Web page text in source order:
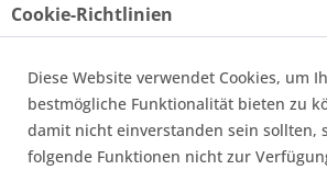
Cookie-Richtlinien
Diese Website verwendet Cookies, um
bestmögliche Funktionalität bieten zu
damit nicht einverstanden sein sollten,
folgende Funktionen nicht zur